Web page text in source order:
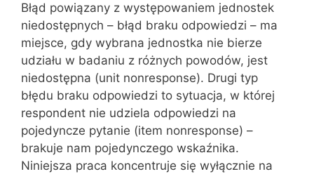
Błąd powiązany z występowaniem jednostek
niedostępnych – błąd braku odpowiedzi – ma
miejsce, gdy wybrana jednostka nie bierze
udziału w badaniu z różnych powodów, jest
niedostępna (unit nonresponse). Drugi typ
błędu braku odpowiedzi to sytuacja, w której
respondent nie udziela odpowiedzi na
pojedyncze pytanie (item nonresponse) –
brakuje nam pojedynczego wskaźnika.
Niniejsza praca koncentruje się wyłącznie na